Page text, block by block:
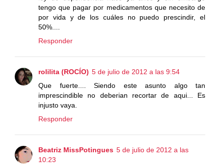
tengo que pagar por medicamentos que necesito de
por vida y de los cuáles no puedo prescindir, el
50%....
Responder
rolilita (ROCÍO) 5 de julio de 2012 a las 9:54
Que fuerte.... Siendo este asunto algo tan
imprescindible no deberian recortar de aqui... Es
injusto vaya.
Responder
Beatriz MissPotingues 5 de julio de 2012 a las
10:23